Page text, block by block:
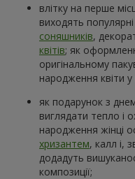
влітку на перше
виходять
соняшників,
квітів; як
оригінальному
народження квіти
як подарунок з
виглядати тепло і
народження жінці
хризантем, калл і,
додадуть
композиції;